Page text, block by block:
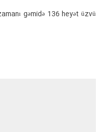
gəmidə 136 heyət üzvü